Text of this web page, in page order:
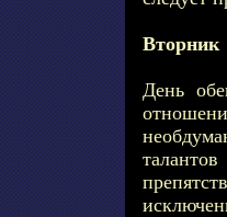
Вторник
День